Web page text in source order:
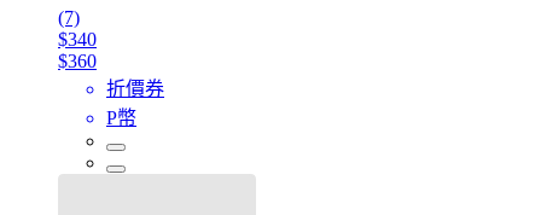
(7)
$340
$360
折價券
P幣